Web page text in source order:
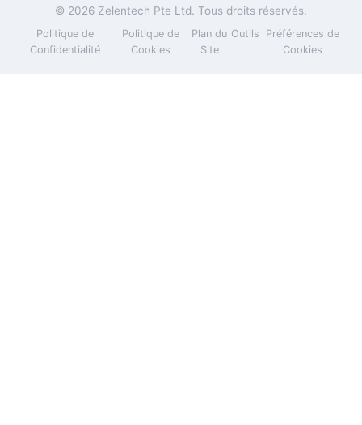
© 2026 Zelentech Pte Ltd. Tous droits réservés.
Politique de
Confidentialité
Politique de
Cookies
Plan du
Site
Outils
Préférences de
Cookies